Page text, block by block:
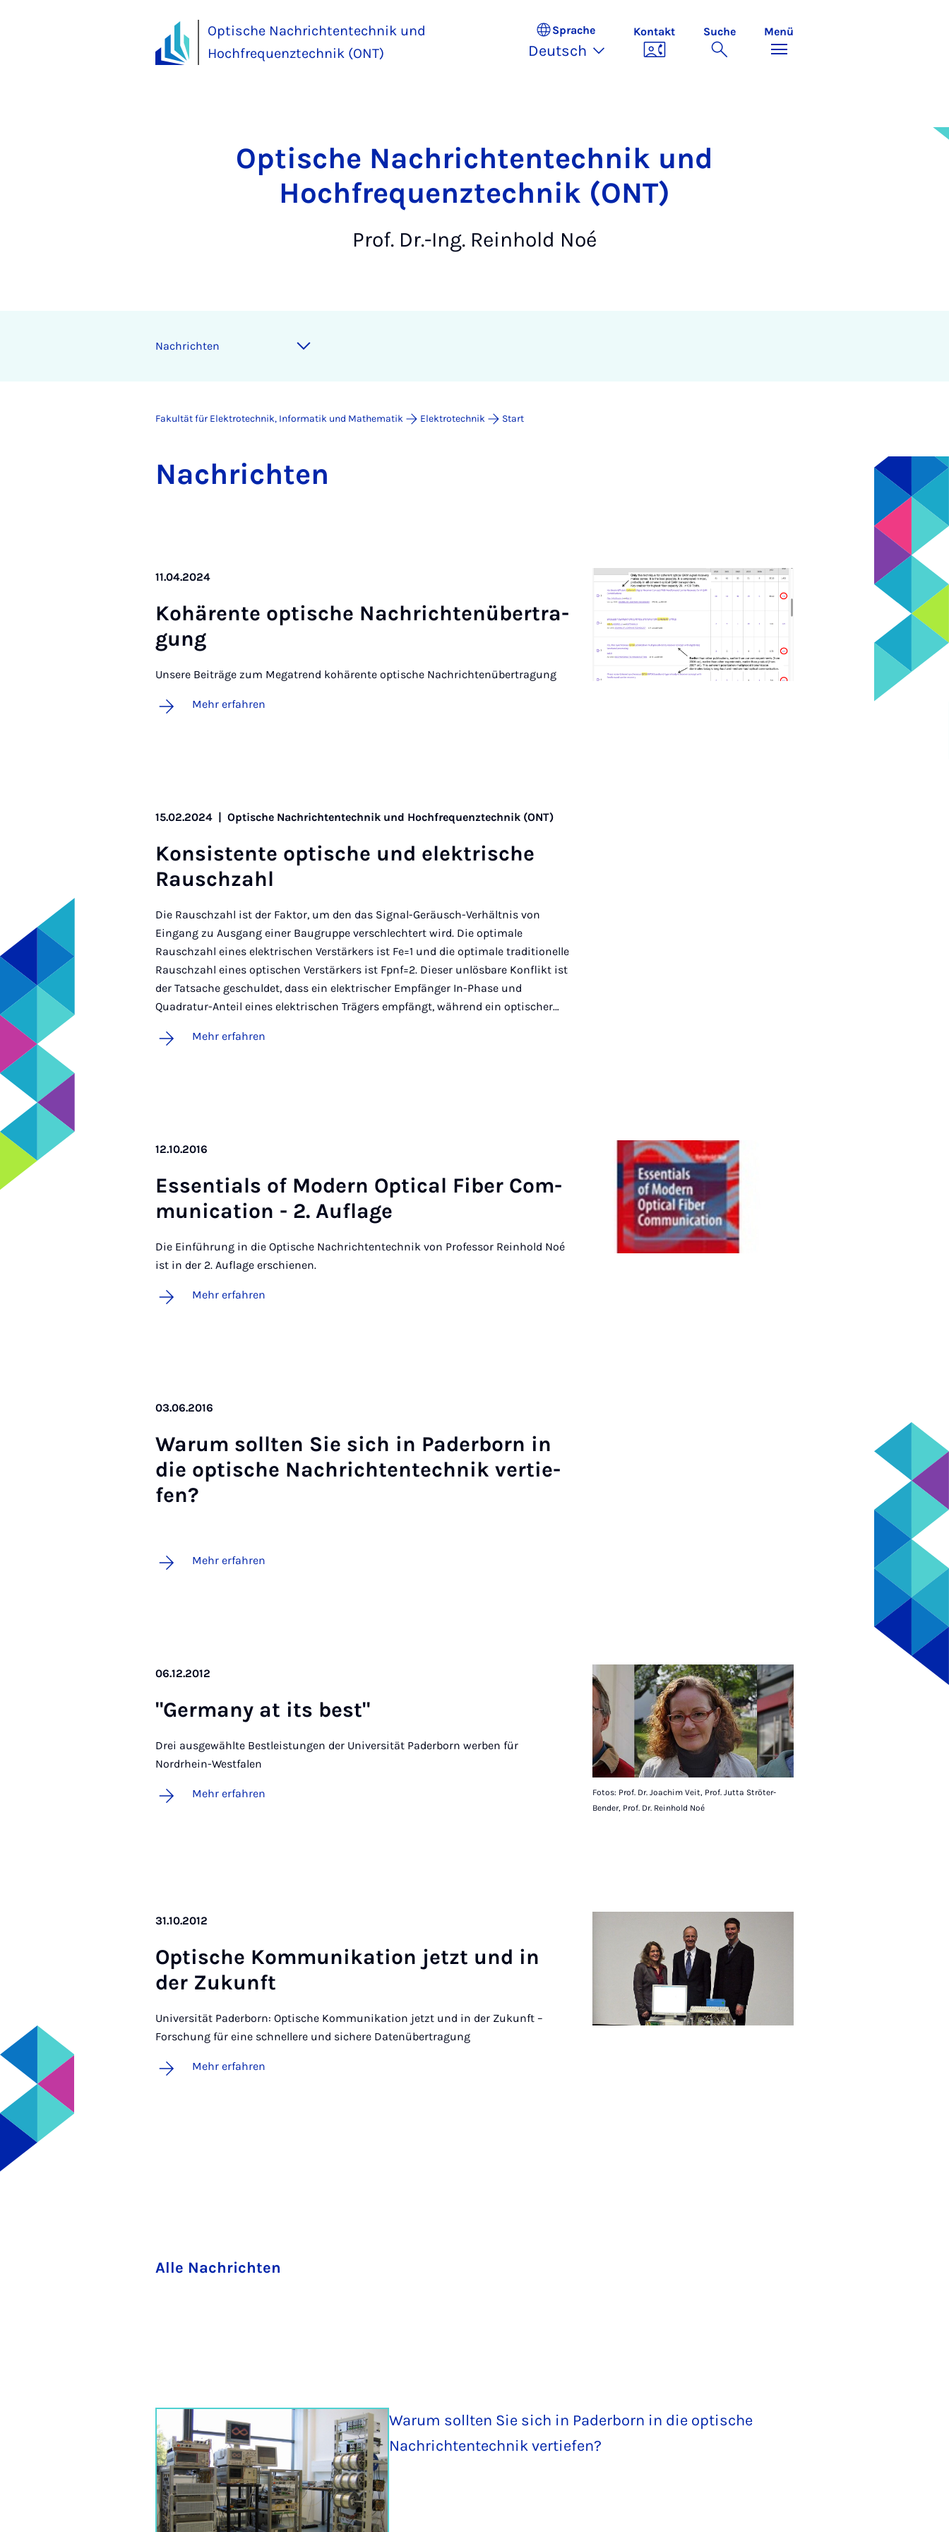
Optische Nachrichtentechnik und
Hochfrequenztechnik (ONT)
Sprache
Deutsch
Kontakt Suche Menü
Optische Nachrichtentechnik und
Hochfrequenztechnik (ONT)
Prof. Dr.-Ing. Reinhold Noé
Nach­rich­ten
Fakultät für Elektrotechnik, Informatik und Mathematik Elektrotechnik Start
Nach­rich­ten
11.04.2024
Ko­hä­ren­te op­ti­sche Nach­rich­ten­über­tra­
gung
Unsere Beiträge zum Megatrend kohärente optische Nachrichtenübertragung
Mehr erfahren
15.02.2024 | Optische Nachrichtentechnik und Hochfrequenztechnik (ONT)
Kon­sis­ten­te op­ti­sche und elek­tri­sche
Rausch­zahl
Die Rauschzahl ist der Faktor, um den das Signal-Geräusch-Verhältnis von
Eingang zu Ausgang einer Baugruppe verschlechtert wird. Die optimale
Rauschzahl eines elektrischen Verstärkers ist Fe=1 und die optimale traditionelle
Rauschzahl eines optischen Verstärkers ist Fpnf=2. Dieser unlösbare Konflikt ist
der Tatsache geschuldet, dass ein elektrischer Empfänger In-Phase und
Quadratur-Anteil eines elektrischen Trägers empfängt, während ein optischer…
Mehr erfahren
12.10.2016
Es­sen­ti­als of Mo­dern Op­ti­cal Fi­ber Com­
mu­ni­ca­ti­on - 2. Auf­la­ge
Die Einführung in die Optische Nachrichtentechnik von Professor Reinhold Noé
ist in der 2. Auflage erschienen.
Mehr erfahren
03.06.2016
War­um soll­ten Sie sich in Pa­der­born in
die op­ti­sche Nach­rich­ten­tech­nik ver­tie­
fen? ­­­­­­
Mehr erfahren
Fotos: Prof. Dr. Joachim Veit, Prof. Jutta Ströter-
Bender, Prof. Dr. Reinhold Noé
06.12.2012
"Ger­ma­ny at its best"
Drei ausgewählte Bestleistungen der Universität Paderborn werben für
Nordrhein-Westfalen
Mehr erfahren
31.10.2012
Op­ti­sche Kom­mu­ni­ka­ti­on jetzt und in
der Zu­kunft
Universität Paderborn: Optische Kommunikation jetzt und in der Zukunft –
Forschung für eine schnellere und sichere Datenübertragung
Mehr erfahren
Alle Nachrichten
Warum sollten Sie sich in Paderborn in die optische
Nachrichtentechnik vertiefen?